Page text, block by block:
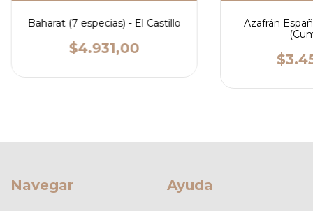
Baharat (7 especias) - El Castillo
$4.931,00
Azafrán
Navegar Ayuda